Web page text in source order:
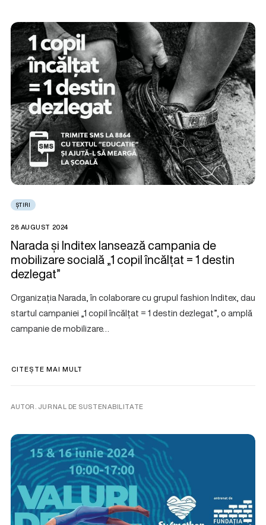
ȘTIRI
28 AUGUST 2024
Narada și Inditex lansează campania de
mobilizare socială „1 copil încălțat = 1 destin
dezlegat”
Organizația Narada, în colaborare cu grupul fashion Inditex, dau
startul campaniei „1 copil încălțat = 1 destin dezlegat”, o amplă
campanie de mobilizare…
CITEȘTE MAI MULT
AUTOR. JURNAL DE SUSTENABILITATE